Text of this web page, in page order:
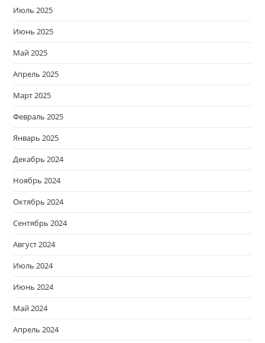
Июль 2025
Июнь 2025
Май 2025
Апрель 2025
Март 2025
Февраль 2025
Январь 2025
Декабрь 2024
Ноябрь 2024
Октябрь 2024
Сентябрь 2024
Август 2024
Июль 2024
Июнь 2024
Май 2024
Апрель 2024